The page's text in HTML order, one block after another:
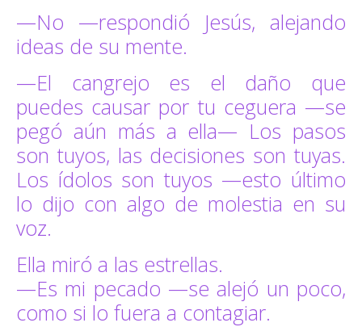
—No —respondió Jesús, alejando
ideas de su mente.
—El cangrejo es el daño que
puedes causar por tu ceguera —se
pegó aún más a ella— Los pasos
son tuyos, las decisiones son tuyas.
Los ídolos son tuyos —esto último
lo dijo con algo de molestia en su
voz.
Ella miró a las estrellas.
—Es mi pecado —se alejó un poco,
como si lo fuera a contagiar.